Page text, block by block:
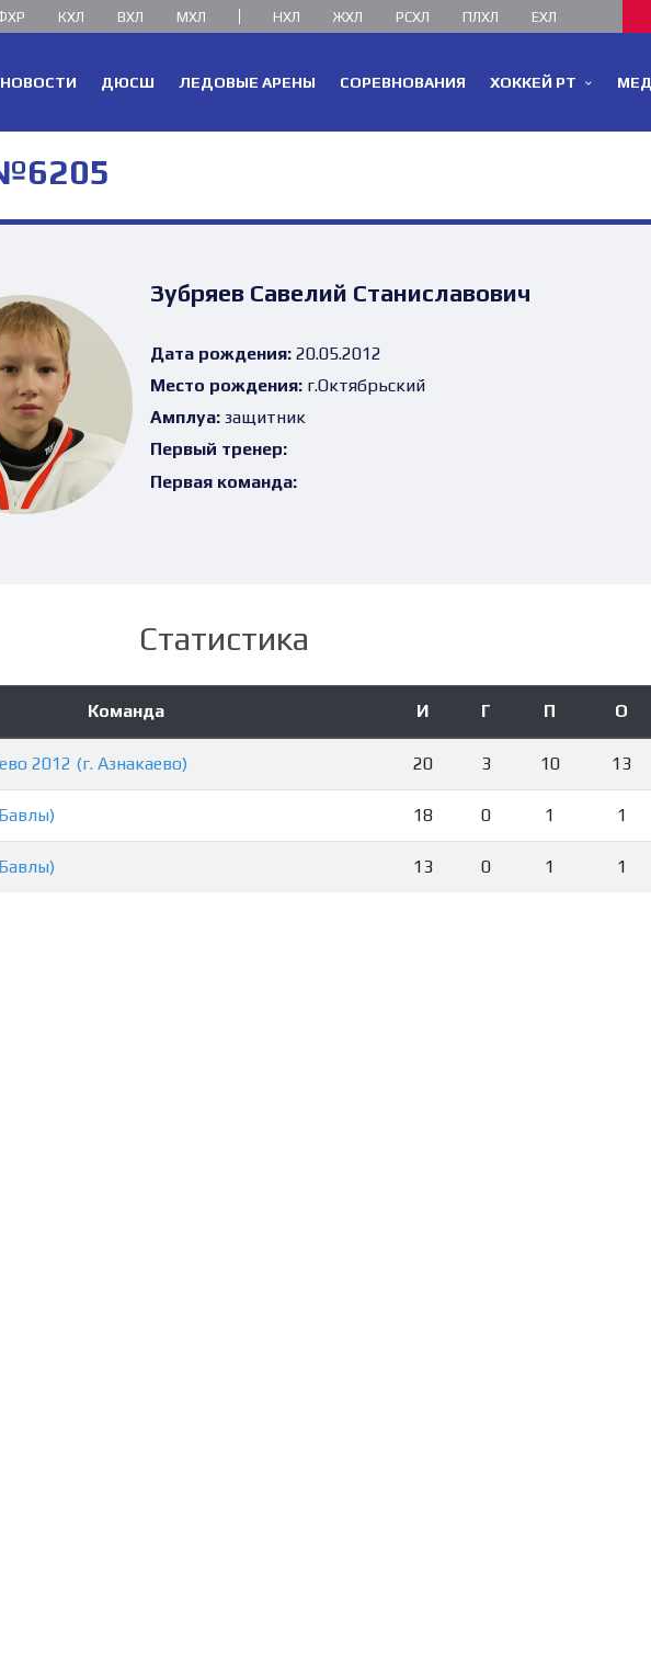
КХЛ ВХЛ МХЛ НХЛ ЖХЛ РСХЛ ПЛХЛ ЕХЛ
НОВОСТИ ДЮСШ ЛЕДОВЫЕ АРЕНЫ СОРЕВНОВАНИЯ ХОККЕЙ РТ
Зубряев Савелий Станиславович
Дата рождения:20.05.2012
Место рождения:г.Октябрьский
Амплуа:защитник
Первый тренер:
Первая команда:
Статистика
Команда И Г П О
2012 (г. Азнакаево) 20 3 10 13
18 0 1 1
13 0 1 1